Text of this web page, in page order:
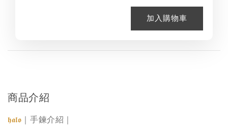
加入購物車
商品介紹
𝖍𝖆𝖑𝖔 ｜手鍊介紹｜